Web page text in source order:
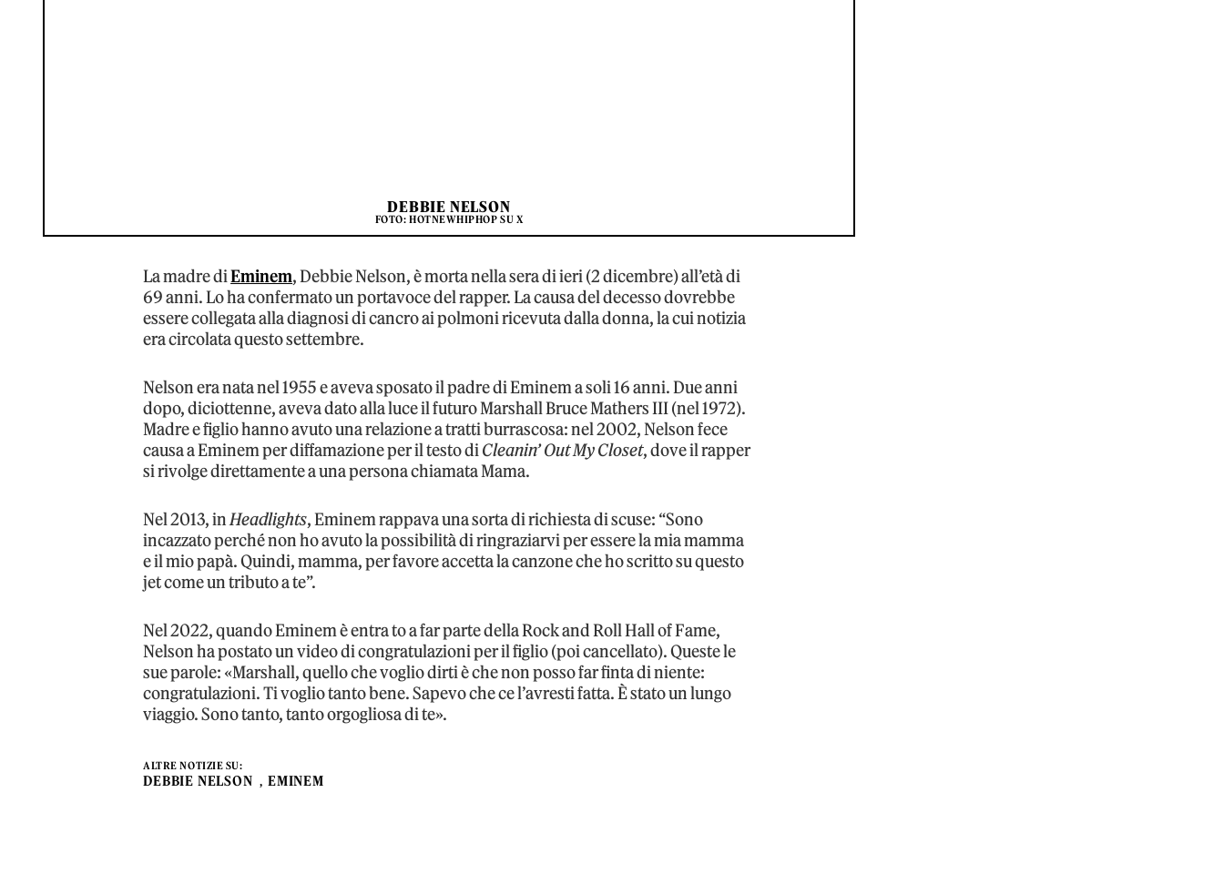
DEBBIE NELSON
FOTO: HOTNEWHIPHOP SU X
La madre diEminem, Debbie Nelson, è morta nella sera di ieri (2 dicembre) all’età di
69 anni. Lo ha confermato un portavoce del rapper. La causa del decesso dovrebbe
essere collegata alla diagnosi di cancro ai polmoni ricevuta dalla donna, la cui notizia
era circolata questo settembre.
Nelson era nata nel 1955 e aveva sposato il padre di Eminem a soli 16 anni. Due anni
dopo, diciottenne, aveva dato alla luce il futuro Marshall Bruce Mathers III (nel 1972).
Madre e figlio hanno avuto una relazione a tratti burrascosa: nel 2002, Nelson fece
causa a Eminem per diffamazione per il testo diCleanin’ Out My Closet, dove il rapper
si rivolge direttamente a una persona chiamata Mama.
Nel 2013, inHeadlights, Eminem rappava una sorta di richiesta di scuse: “Sono
incazzato perché non ho avuto la possibilità di ringraziarvi per essere la mia mamma
e il mio papà. Quindi, mamma, per favore accetta la canzone che ho scritto su questo
jet come un tributo a te”.
Nel 2022, quando Eminem è entra to a far parte della Rock and Roll Hall of Fame,
Nelson ha postato un video di congratulazioni per il figlio (poi cancellato). Queste le
sue parole: «Marshall, quello che voglio dirti è che non posso far finta di niente:
congratulazioni. Ti voglio tanto bene. Sapevo che ce l’avresti fatta. È stato un lungo
viaggio. Sono tanto, tanto orgogliosa di te».
ALTRE NOTIZIE SU:
DEBBIE NELSON EMINEM